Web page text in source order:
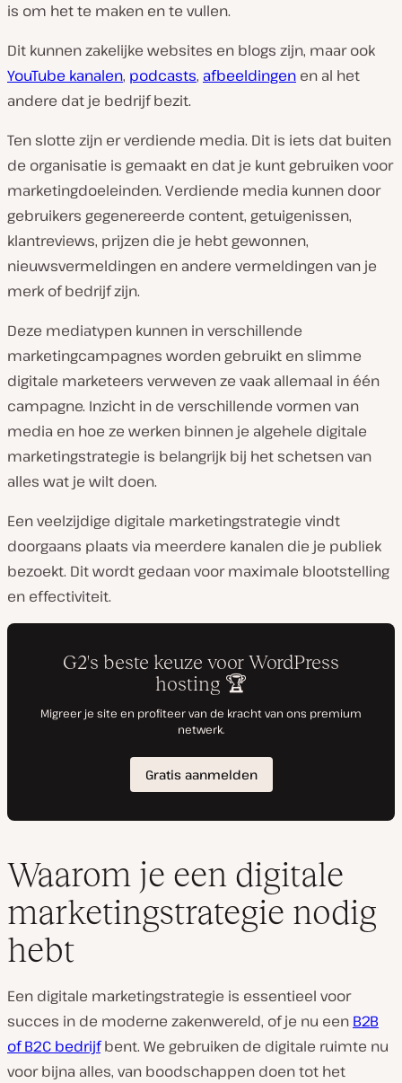
is om het te maken en te vullen.
Dit kunnen zakelijke websites en blogs zijn, maar ook
YouTube kanalen, podcasts, afbeeldingen en al het
andere dat je bedrijf bezit.
Ten slotte zijn er verdiende media. Dit is iets dat buiten
de organisatie is gemaakt en dat je kunt gebruiken voor
marketingdoeleinden. Verdiende media kunnen door
gebruikers gegenereerde content, getuigenissen,
klantreviews, prijzen die je hebt gewonnen,
nieuwsvermeldingen en andere vermeldingen van je
merk of bedrijf zijn.
Deze mediatypen kunnen in verschillende
marketingcampagnes worden gebruikt en slimme
digitale marketeers verweven ze vaak allemaal in één
campagne. Inzicht in de verschillende vormen van
media en hoe ze werken binnen je algehele digitale
marketingstrategie is belangrijk bij het schetsen van
alles wat je wilt doen.
Een veelzijdige digitale marketingstrategie vindt
doorgaans plaats via meerdere kanalen die je publiek
bezoekt. Dit wordt gedaan voor maximale blootstelling
en effectiviteit.
Waarom je een digitale
marketingstrategie nodig
hebt
Een digitale marketingstrategie is essentieel voor
succes in de moderne zakenwereld, of je nu een B2B
of B2C bedrijfbent. We gebruiken de digitale ruimte nu
voor bijna alles, van boodschappen doen tot het